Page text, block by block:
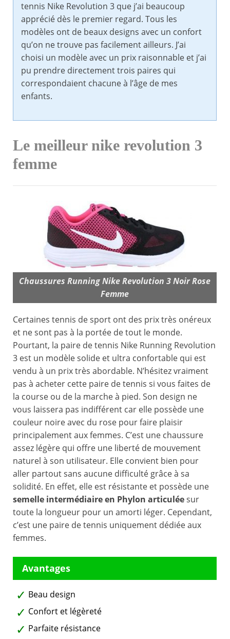
tennis Nike Revolution 3 que j’ai beaucoup
apprécié dès le premier regard. Tous les
modèles ont de beaux designs avec un confort
qu’on ne trouve pas facilement ailleurs. J’ai
choisi un modèle avec un prix raisonnable et j’ai
pu prendre directement trois paires qui
correspondaient chacune à l’âge de mes
enfants.
Le meilleur nike revolution 3
femme
Chaussures Running Nike Revolution 3 Noir Rose
Femme
Certaines tennis de sport ont des prix très onéreux
et ne sont pas à la portée de tout le monde.
Pourtant, la paire de tennis Nike Running Revolution
3 est un modèle solide et ultra confortable qui est
vendu à un prix très abordable. N’hésitez vraiment
pas à acheter cette paire de tennis si vous faites de
la course ou de la marche à pied. Son design ne
vous laissera pas indifférent car elle possède une
couleur noire avec du rose pour faire plaisir
principalement aux femmes. C’est une chaussure
assez légère qui offre une liberté de mouvement
naturel à son utilisateur. Elle convient bien pour
aller partout sans aucune difficulté grâce à sa
solidité. En effet, elle est résistante et possède une
semelle intermédiaire en Phylon articuléesur
toute la longueur pour un amorti léger. Cependant,
c’est une paire de tennis uniquement dédiée aux
femmes.
Beau design
Confort et légèreté
Parfaite résistance